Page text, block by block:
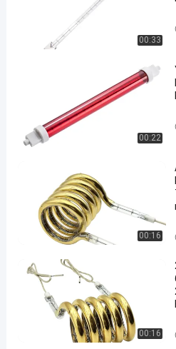
00:33
00:22
00:16
00:16